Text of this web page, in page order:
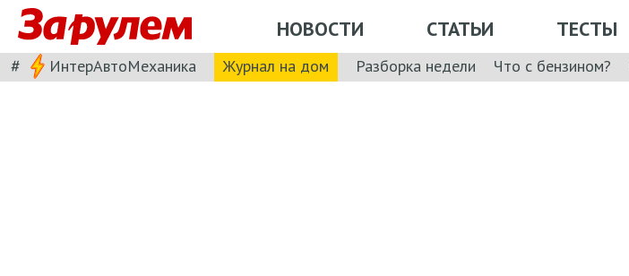
НОВОСТИ СТАТЬИ ТЕСТЫ
# ИнтерАвтоМеханика Журнал на дом Разборка недели Что с бензином?